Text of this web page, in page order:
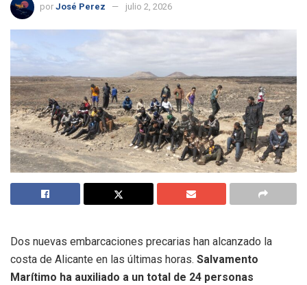
por José Perez julio 2, 2026
Dos nuevas embarcaciones precarias han alcanzado la
costa de Alicante en las últimas horas. Salvamento
Marítimo ha auxiliado a un total de 24 personas